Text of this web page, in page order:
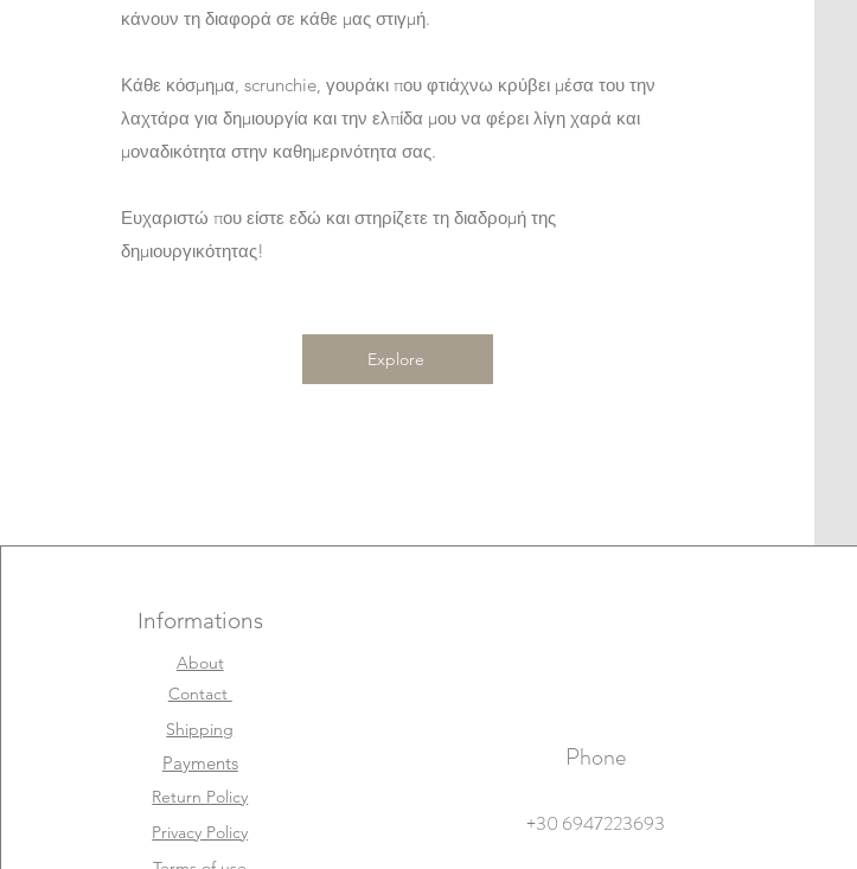
κάνουν τη διαφορά σε κάθε μας στιγμή.
Κάθε κόσμημα, scrunchie, γουράκι που φτιάχνω κρύβει μέσα του την
λαχτάρα για δημιουργία και την ελπίδα μου να φέρει λίγη χαρά και
μοναδικότητα στην καθημερινότητα σας.
Ευχαριστώ που είστε εδώ και στηρίζετε τη διαδρομή της
δημιουργικότητας!
Explore
Informations
About
Contact
Shipping
Payments
Return Policy
Privacy Policy
Phone
+30 6947223693